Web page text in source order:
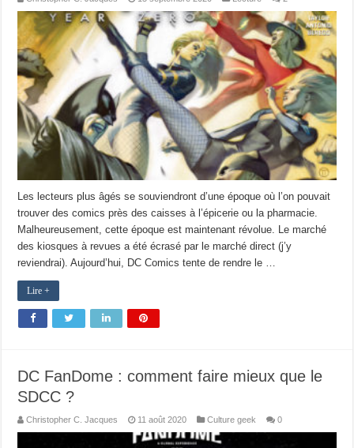
Les lecteurs plus âgés se souviendront d’une époque où l’on pouvait
trouver des comics près des caisses à l’épicerie ou la pharmacie.
Malheureusement, cette époque est maintenant révolue. Le marché
des kiosques à revues a été écrasé par le marché direct (j’y
reviendrai). Aujourd’hui, DC Comics tente de rendre le …
Lire +
DC FanDome : comment faire mieux que le
SDCC ?
Christopher C. Jacques 11 août 2020 Culture geek 0